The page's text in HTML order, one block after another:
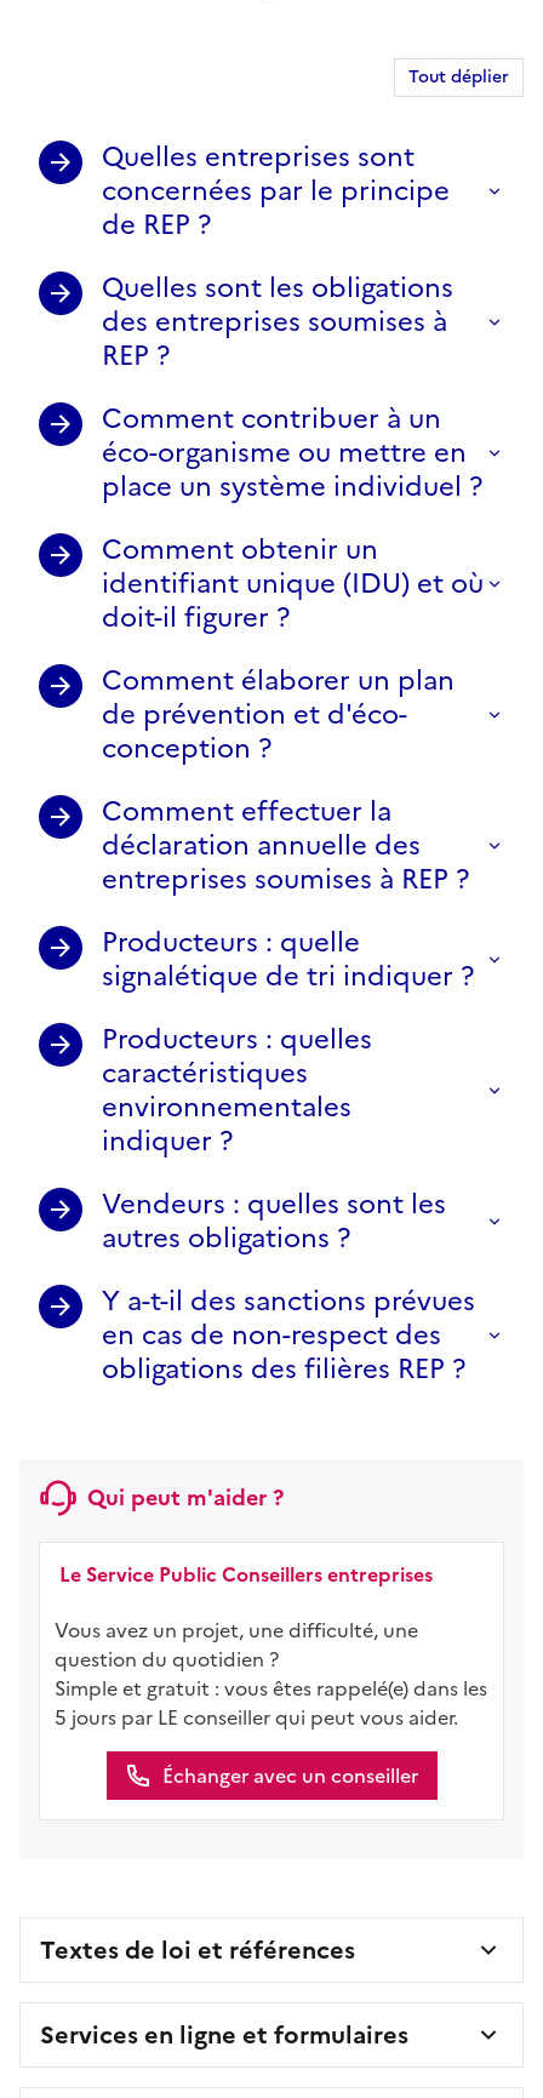
Tout déplier
Quelles entreprises sont
concernées par le principe
de REP ?
Quelles sont les obligations
des entreprises soumises à
REP ?
Comment contribuer à un
éco-organisme ou mettre en
place un système individuel ?
Comment obtenir un
identifiant unique (IDU) et où
doit-il figurer ?
Comment élaborer un plan
de prévention et d'éco-
conception ?
Comment effectuer la
déclaration annuelle des
entreprises soumises à REP ?
Producteurs : quelle
signalétique de tri indiquer ?
Producteurs : quelles
caractéristiques
environnementales
indiquer ?
Vendeurs : quelles sont les
autres obligations ?
Y a-t-il des sanctions prévues
en cas de non-respect des
obligations des filières REP ?
Qui peut m'aider ?
Le Service Public Conseillers entreprises
Vous avez un projet, une difficulté, une
question du quotidien ?
Simple et gratuit : vous êtes rappelé(e) dans les
5 jours par LE conseiller qui peut vous aider.
Échanger avec un conseiller
Textes de loi et références
Services en ligne et formulaires